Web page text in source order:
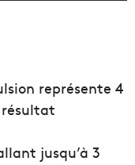
représente 4
jusqu’à 3